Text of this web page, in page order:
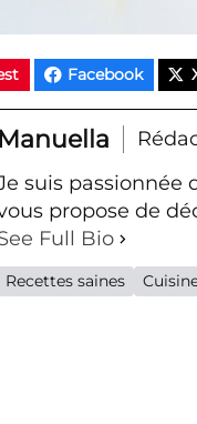
Facebook
Manuella
suis passionnée
propose de
Full Bio
Recettes saines